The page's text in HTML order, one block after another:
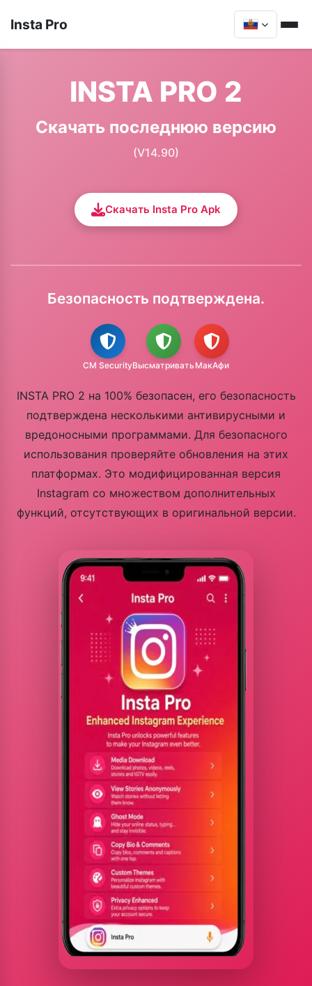
Insta Pro
INSTA PRO 2
Скачать последнюю версию
(V14.90)
Скачать Insta Pro Apk
Безопасность подтверждена.
CM SecurityВысматривать МакАфи
INSTA PRO 2 на 100% безопасен, его безопасность
подтверждена несколькими антивирусными и
вредоносными программами. Для безопасного
использования проверяйте обновления на этих
платформах. Это модифицированная версия
Instagram со множеством дополнительных
функций, отсутствующих в оригинальной версии.